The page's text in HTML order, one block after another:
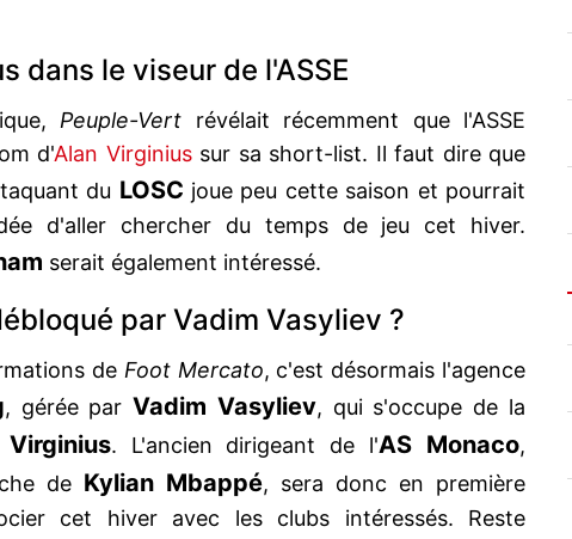
dans le viseur de l'ASSE
Peuple-Vert révélait récemment que l'ASSE
d'Alan Virginiussur sa short-list. Il faut dire que
du LOSC joue peu cette saison et pourrait
d'aller chercher du temps de jeu cet hiver.
serait également intéressé.
par Vadim Vasyliev ?
de Foot Mercato, c'est désormais l'agence
, gérée parVadim Vasyliev, qui s'occupe de la
. L'ancien dirigeant de l'AS Monaco,
de Kylian Mbappé, sera donc en première
cet hiver avec les clubs intéressés. Reste